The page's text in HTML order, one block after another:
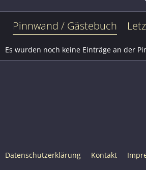
Pinnwand / Gästebuch
Es wurden noch keine Einträge an der
Datenschutzerklärung Kontakt